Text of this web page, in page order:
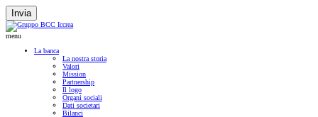
Invia
menu
La banca
La nostra storia
Valori
Mission
Partnership
Il logo
Organi sociali
Dati societari
Bilanci